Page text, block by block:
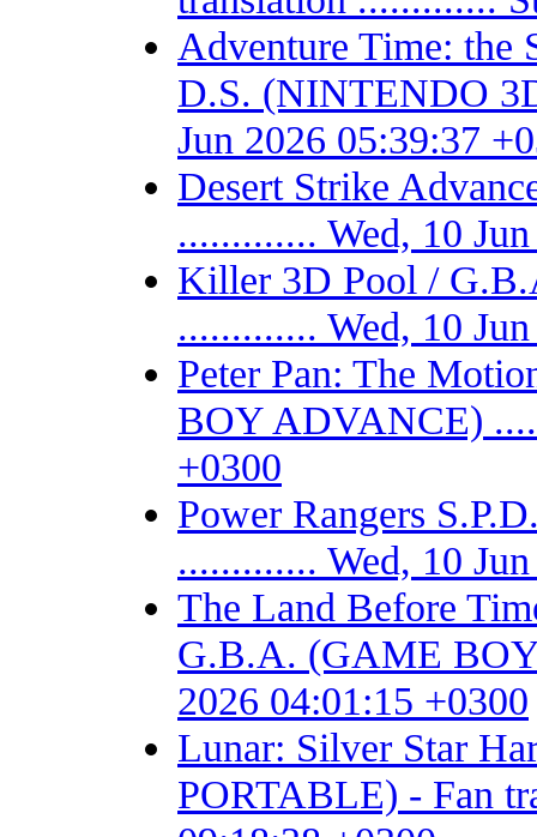
Adventure Time: the
D.S. (NINTENDO
Jun 2026 05:39:37
Desert Strike
............. Wed, 10
Killer 3D Pool /
............. Wed, 10
Peter Pan: The
BOY ADVANCE)
+0300
Power Rangers
............. Wed, 10
The Land Before
G.B.A. (GAME
2026 04:01:15 +0300
Lunar: Silver Star
PORTABLE) - Fan